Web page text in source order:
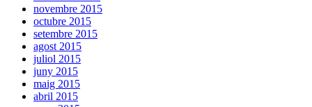
novembre 2015
octubre 2015
setembre 2015
agost 2015
juliol 2015
juny 2015
maig 2015
abril 2015